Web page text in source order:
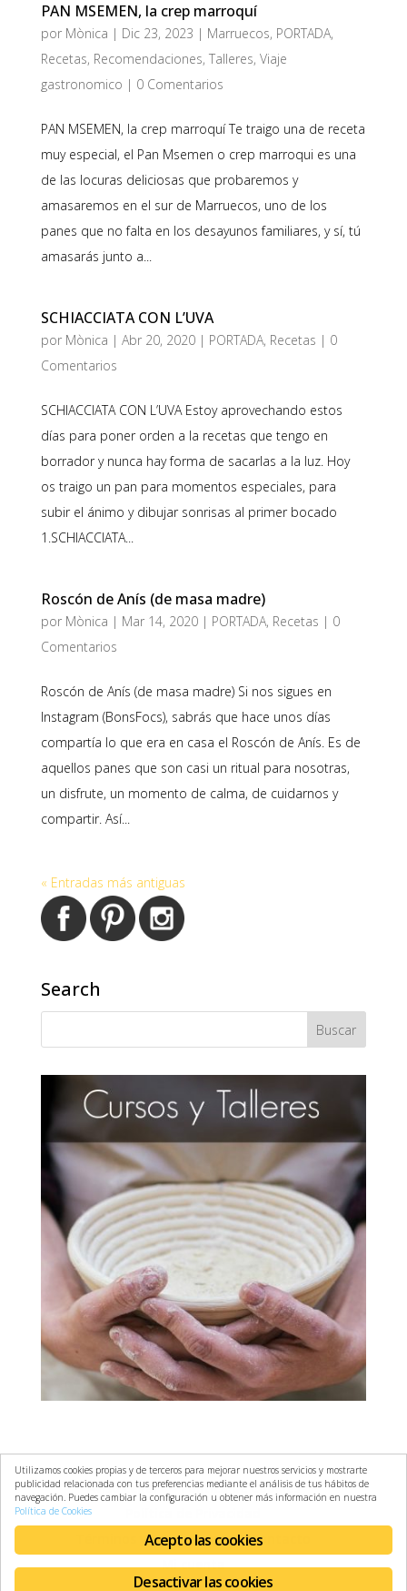
PAN MSEMEN, la crep marroquí
por Mònica | Dic 23, 2023 | Marruecos, PORTADA,
Recetas, Recomendaciones, Talleres, Viaje
gastronomico | 0 Comentarios
PAN MSEMEN, la crep marroquí Te traigo una de receta
muy especial, el Pan Msemen o crep marroqui es una
de las locuras deliciosas que probaremos y
amasaremos en el sur de Marruecos, uno de los
panes que no falta en los desayunos familiares, y sí, tú
amasarás junto a...
SCHIACCIATA CON L’UVA
por Mònica | Abr 20, 2020| PORTADA, Recetas | 0
Comentarios
SCHIACCIATA CON L’UVA Estoy aprovechando estos
días para poner orden a la recetas que tengo en
borrador y nunca hay forma de sacarlas a la luz. Hoy
os traigo un pan para momentos especiales, para
subir el ánimo y dibujar sonrisas al primer bocado
1.SCHIACCIATA...
Roscón de Anís (de masa madre)
por Mònica | Mar 14, 2020| PORTADA, Recetas | 0
Comentarios
Roscón de Anís (de masa madre) Si nos sigues en
Instagram (BonsFocs), sabrás que hace unos días
compartía lo que era en casa el Roscón de Anís. Es de
aquellos panes que son casi un ritual para nosotras,
un disfrute, un momento de calma, de cuidarnos y
compartir. Así...
« Entradas más antiguas
Search
Aviso Legal
Política de Cookies
Términos y Condiciones
Contacto
Mi cuenta
Utilizamos cookies propias y de terceros para mejorar nuestros servicios y mostrarte
publicidad relacionada con tus preferencias mediante el análisis de tus hábitos de
navegación. Puedes cambiar la configuración u obtener más información en nuestra
Política de Cookies
Acepto las cookies
Desactivar las cookies